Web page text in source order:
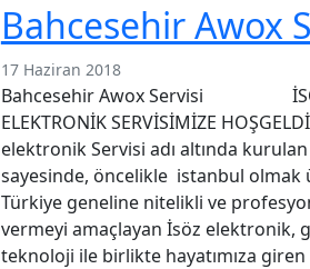
Bahcesehir Awox
17 Haziran 2018
Bahcesehir Awox Servisi
ELEKTRONİK SERVİSİMİZE
elektronik Servisi adı altında
sayesinde, öncelikle istanbul olmak
Türkiye geneline nitelikli ve
vermeyi amaçlayan İsöz elektronik,
teknoloji ile birlikte hayatımıza giren